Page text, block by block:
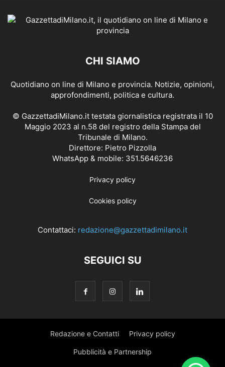
CHI SIAMO
Quotidiano on line di Milano e provincia. Notizie, opinioni,
approfondimenti, politica e cultura.
© GazzettadiMilano.it testata giornalistica registrata il 10
Maggio 2023 al n.58 del registro della Stampa del
Tribunale di Milano.
Direttore: Pietro Pizzolla
WhatsApp & mobile: 351.5646236
Privacy policy
Cookies policy
Contattaci: redazione@gazzettadimilano.it
SEGUICI SU
Redazione e Contatti Privacy policy
Pubblicità e Partnership